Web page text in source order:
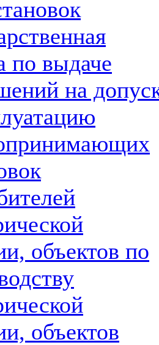
по выдаче
на
объектов по
объектов